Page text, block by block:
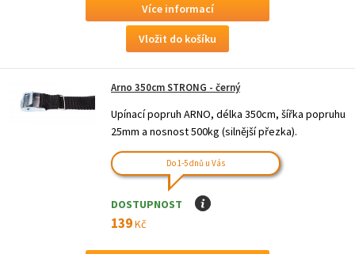
Více informací
Arno 350cm STRONG - černý
Upínací popruh ARNO, délka 350cm, šířka popruhu
25mm a nosnost 500kg (silnější přezka).
Do 1-5 dnů u Vás
DOSTUPNOST I
139Kč